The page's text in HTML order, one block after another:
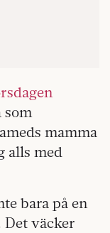
som
mamma
alls med
bara på en
väcker